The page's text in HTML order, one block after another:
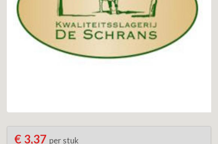
€ 3,37 per stuk